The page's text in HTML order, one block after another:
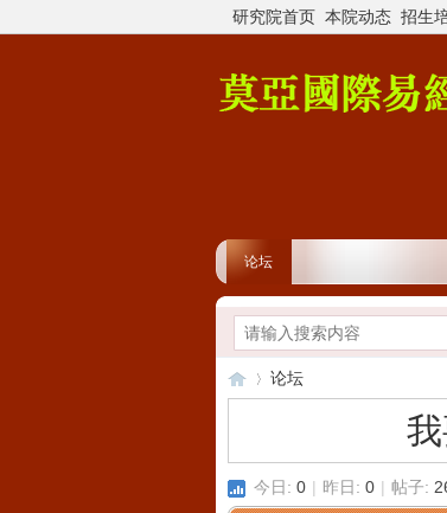
研究院首页 本院动态 招生
论坛
莫
论坛
今日: 0 | 昨日: 0 | 帖子: